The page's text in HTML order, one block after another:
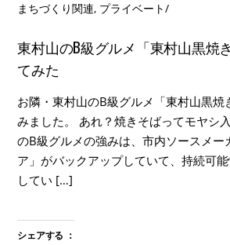
まちづくり関連, プライベート/
東村山のB級グルメ「東村山黒焼
てみた
お隣・東村山のB級グルメ「東村山黒焼
みました。 あれ？焼きそばってモヤシ
のB級グルメの強みは、市内ソースメー
ア」がバックアップしていて、持続可
してい […]
シェアする ：